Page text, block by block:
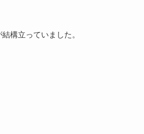
構立っていました。